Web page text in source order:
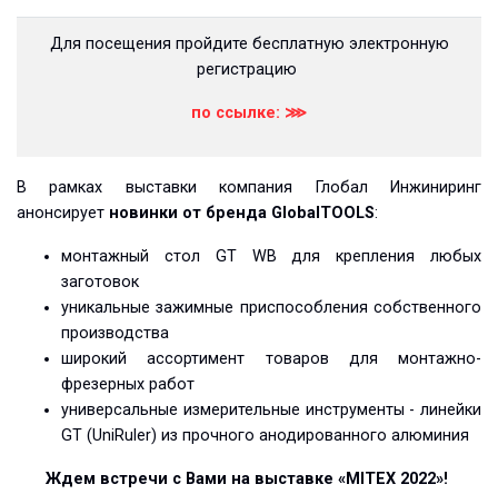
Для посещения пройдите бесплатную электронную
регистрацию
по ссылке: ⋙
В рамках выставки компания Глобал Инжиниринг
анонсирует новинки от бренда GlobalTOOLS:
монтажный стол GT WB для крепления любых
заготовок
уникальные зажимные приспособления собственного
производства
широкий ассортимент товаров для монтажно-
фрезерных работ
универсальные измерительные инструменты - линейки
GT (UniRuler) из прочного анодированного алюминия
Ждем встречи с Вами на выставке «MITEX 2022»!